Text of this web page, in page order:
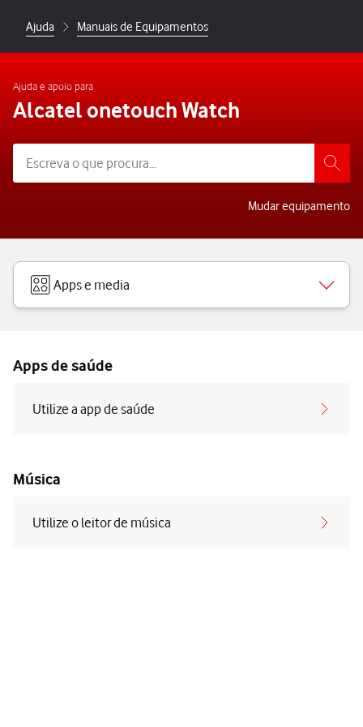
Ajuda Manuais de Equipamentos
Ajuda e apoio para
Alcatel onetouch Watch
Mudar equipamento
Apps e media
Apps de saúde
Utilize a app de saúde
Música
Utilize o leitor de música